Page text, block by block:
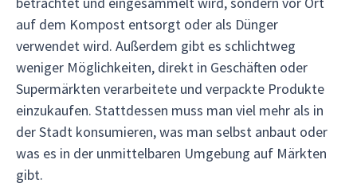
auf dem Kompost entsorgt oder als Dünger
verwendet wird. Außerdem gibt es schlichtweg
weniger Möglichkeiten, direkt in Geschäften oder
Supermärkten verarbeitete und verpackte Produkte
einzukaufen. Stattdessen muss man viel mehr als in
der Stadt konsumieren, was man selbst anbaut oder
was es in der unmittelbaren Umgebung auf Märkten
gibt.